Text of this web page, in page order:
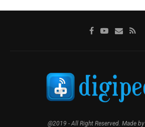
@2019 - All Right Reserved. Made by